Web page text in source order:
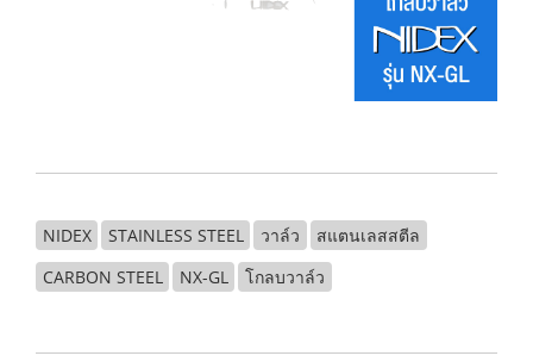
NIDEX STAINLESS STEEL วาล์ว
สแตนเลสสตีล
CARBON STEEL
NX-GL โกลบวาล์ว